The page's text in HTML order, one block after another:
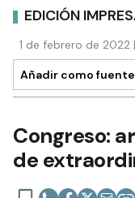
EDICIÓN
1 de febrero de
Añadir como
Congreso:
de